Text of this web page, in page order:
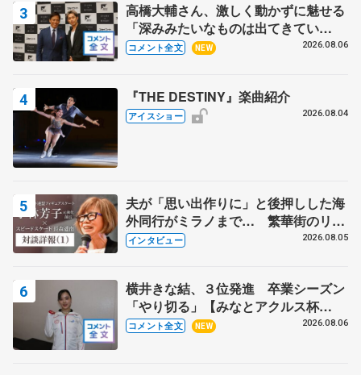
高橋大輔さん、激しく動かずに魅せる
「深みみたいなものは出てきてい
る？」 〝兄さん〟と慕うレジェンド
コメント全文 NEW 2026.08.06
『THE DESTINY』楽曲紹介
アイスショー 2026.08.04
夫が「思い出作りに」と後押しした海
外同行がミラノまで… 繁華街のリン
クでは不良のお兄さんも味方に 小林
インタビュー 2026.08.05
横井きな結、３位発進 卒業シーズン
「やり切る」【みなとアクルス杯
SP】
コメント全文 NEW 2026.08.06